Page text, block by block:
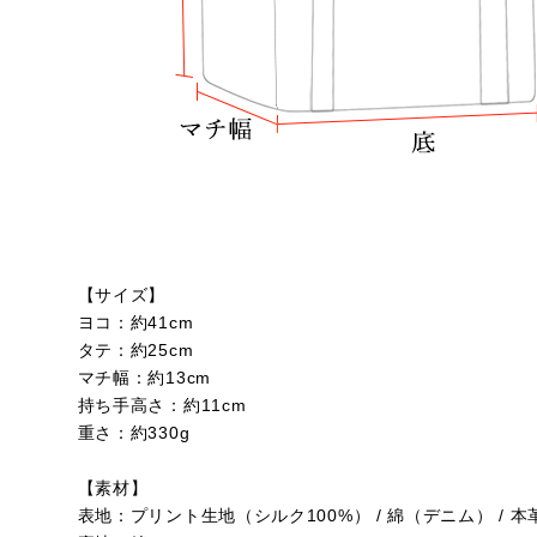
【サイズ】
ヨコ：約41cm
タテ：約25cm
マチ幅：約13cm
持ち手高さ：約11cm
重さ：約330g
【素材】
表地：プリント生地（シルク100%） / 綿（デニム） / 本